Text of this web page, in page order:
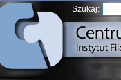
Szukaj: